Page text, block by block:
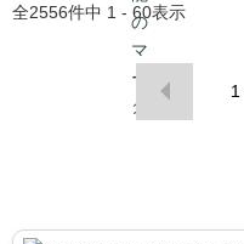
全2556件中 1 - 60表示
1